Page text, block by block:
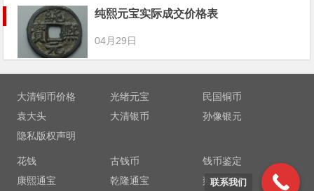
纯熙元宝实际成交价格表
04月29日
大清铜币价格 光绪元宝
民国铜币
袁大头
大清银币
孙像银元
隐私版权声明
花钱 古钱币
钱币鉴定
康熙通宝
乾隆通宝
雍正通宝
联系我们